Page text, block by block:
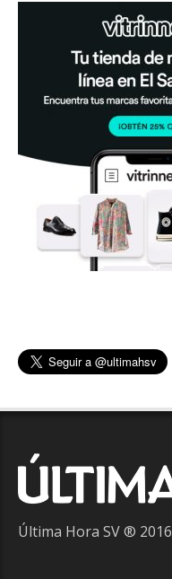
Última Hora SV ® 2016